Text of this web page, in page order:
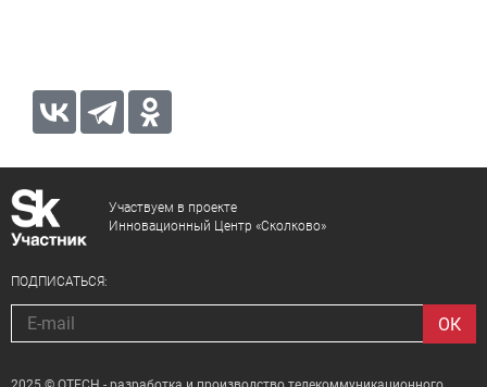
Участвуем в проекте
Инновационный Центр «Сколково»
ПОДПИСАТЬСЯ: